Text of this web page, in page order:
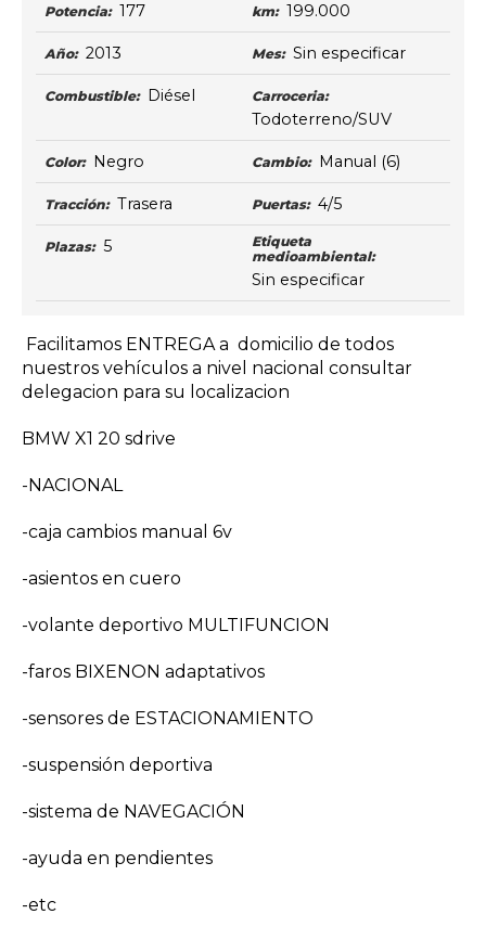
Potencia: 177 km: 199.000
Año: 2013 Mes: Sin especificar
Combustible: Diésel Carroceria:
Todoterreno/SUV
Color: Negro Cambio: Manual (6)
Tracción: Trasera Puertas: 4/5
Plazas: 5
Etiqueta
medioambiental:
Sin especificar
Facilitamos ENTREGA a domicilio de todos
nuestros vehículos a nivel nacional consultar
delegacion para su localizacion
BMW X1 20 sdrive
-NACIONAL
-caja cambios manual 6v
-asientos en cuero
-volante deportivo MULTIFUNCION
-faros BIXENON adaptativos
-sensores de ESTACIONAMIENTO
-suspensión deportiva
-sistema de NAVEGACIÓN
-ayuda en pendientes
-etc